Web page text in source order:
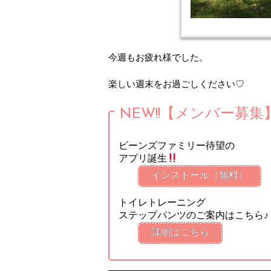
今週もお疲れ様でした。
楽しい週末をお過ごしください♡
NEW!!【メンバー募集
ビーンズファミリー待望の
アプリ誕生
インストール（無料）
トイレトレーニング
ステップパンツのご案内はこちら♪
詳細はこちら